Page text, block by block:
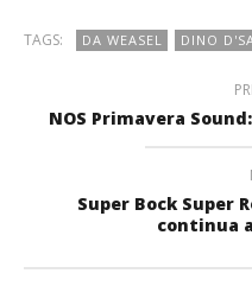
TAGS: DA WEASEL DINO
NOS Primavera
Super Bock Super
continua